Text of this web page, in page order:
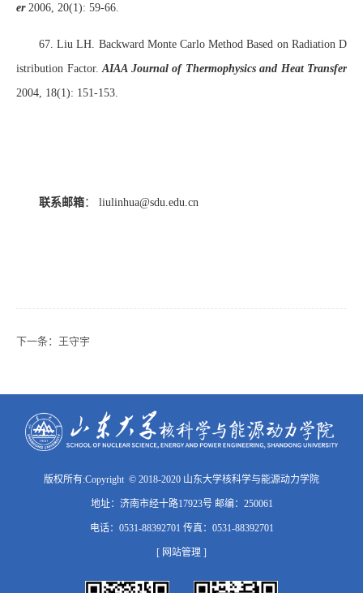
er 2006, 20(1): 59-66.
67. Liu LH. Backward Monte Carlo Method Based on Radiation D
istribution Factor. AIAA Journal of Thermophysics and Heat Transfer
2004, 18(1): 151-153.
联系邮箱： liulinhua@sdu.edu.cn
下一条： 王守宇
版权所有:Copyright © 2018-2020 山东大学核科学与能源动力学院
地址：济南市经十路17923号 邮编：250061
电话：0531-88392701 传真：0531-88392701
[ 网站管理 ]